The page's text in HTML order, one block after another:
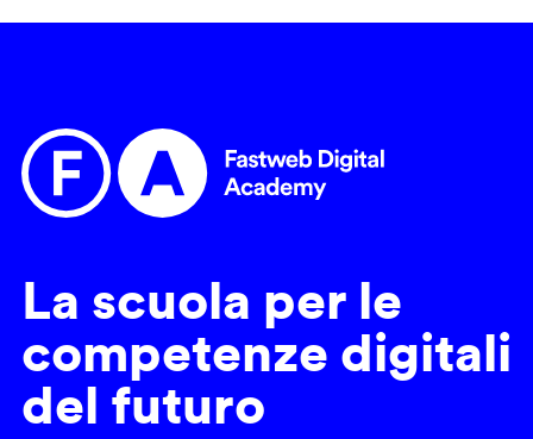
La scuola per le
competenze digitali
del futuro